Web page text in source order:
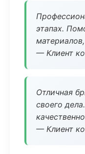
этапах.
— Клиент
Отличная
своего
— Клиент